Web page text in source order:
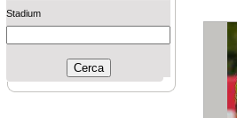
Stadium